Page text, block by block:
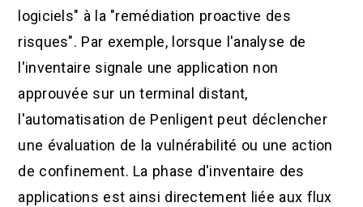
logiciels" à la "remédiation proactive des
risques". Par exemple, lorsque l'analyse de
l'inventaire signale une application non
approuvée sur un terminal distant,
l'automatisation de Penligent peut déclencher
une évaluation de la vulnérabilité ou une action
de confinement. La phase d'inventaire des
applications est ainsi directement liée aux flux